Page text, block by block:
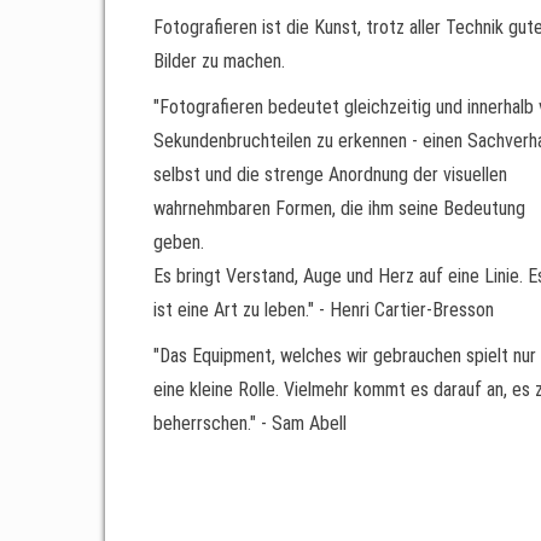
Fotografieren ist die Kunst, trotz aller Technik
Bilder zu machen.
"Fotografieren bedeutet gleichzeitig und innerhalb
Sekundenbruchteilen zu erkennen - einen
selbst und die strenge Anordnung der visuellen
wahrnehmbaren Formen, die ihm seine Bedeutung
geben.
Es bringt Verstand, Auge und Herz auf eine Linie.
ist eine Art zu leben." - Henri Cartier-Bresson
"Das Equipment, welches wir gebrauchen spielt nur
eine kleine Rolle. Vielmehr kommt es darauf an, es
beherrschen." - Sam Abell